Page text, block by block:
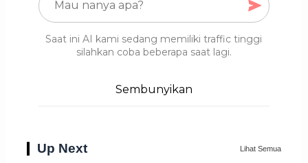
Saat ini AI kami sedang memiliki traffic tinggi
silahkan coba beberapa saat lagi.
Sembunyikan
Up Next Lihat Semua